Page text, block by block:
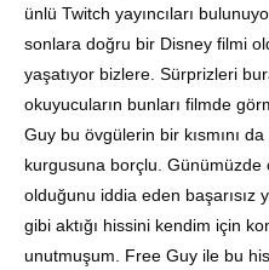
ünlü Twitch yayıncıları
sonlara doğru bir Disney filmi
yaşatıyor bizlere. Sürprizleri
okuyucuların bunları filmde
Guy bu övgülerin bir kısmını
kurgusuna borçlu.
olduğunu iddia eden başarısız
gibi aktığı hissini kendim için
unutmuşum. Free Guy ile bu